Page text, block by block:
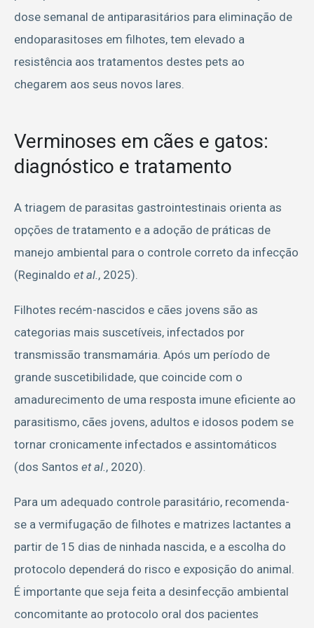
dose semanal de antiparasitários para eliminação de
endoparasitoses em filhotes, tem elevado a
resistência aos tratamentos destes pets ao
chegarem aos seus novos lares.
Verminoses em cães e gatos:
diagnóstico e tratamento
A triagem de parasitas gastrointestinais orienta as
opções de tratamento e a adoção de práticas de
manejo ambiental para o controle correto da infecção
(Reginaldo et al., 2025).
Filhotes recém-nascidos e cães jovens são as
categorias mais suscetíveis, infectados por
transmissão transmamária. Após um período de
grande suscetibilidade, que coincide com o
amadurecimento de uma resposta imune eficiente ao
parasitismo, cães jovens, adultos e idosos podem se
tornar cronicamente infectados e assintomáticos
(dos Santos et al., 2020).
Para um adequado controle parasitário, recomenda-
se a vermifugação de filhotes e matrizes lactantes a
partir de 15 dias de ninhada nascida, e a escolha do
protocolo dependerá do risco e exposição do animal.
É importante que seja feita a desinfecção ambiental
concomitante ao protocolo oral dos pacientes